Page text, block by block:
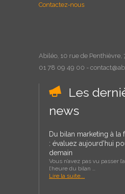
Contactez-nous
Abiléo, 10 rue de Penthièvre,
01 78 09 49 00 -
Les
news
Du bilan marketing à la
: évaluez aujourd’hui
demain
Vous n’avez pas vu passer
l’heure du bilan …
Lire la suite...